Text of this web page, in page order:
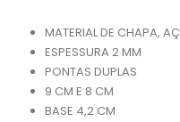
MATERIAL DE CHAPA,
ESPESSURA 2 MM
PONTAS DUPLAS
9 CM E 8 CM
BASE 4,2 CM